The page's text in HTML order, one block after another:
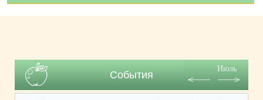
События
Июль